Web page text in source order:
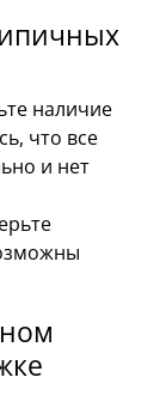
наличие
что все
и нет